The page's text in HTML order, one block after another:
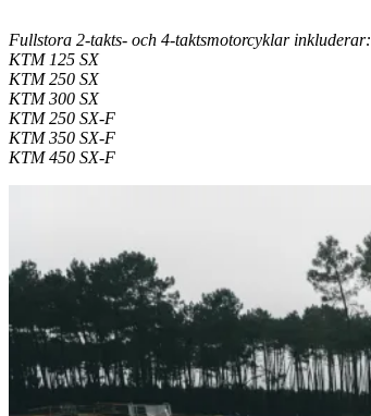
Fullstora 2-takts- och 4-taktsmotorcyklar inkluderar:
KTM 125 SX
KTM 250 SX
KTM 300 SX
KTM 250 SX-F
KTM 350 SX-F
KTM 450 SX-F